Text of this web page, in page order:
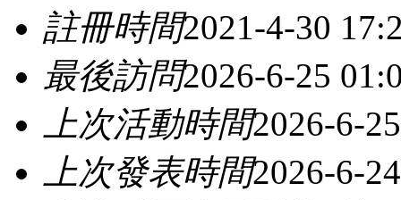
註冊時間2021-4-30
最後訪問2026-6-25
上次活動時間2026-6-
上次發表時間2026-6-